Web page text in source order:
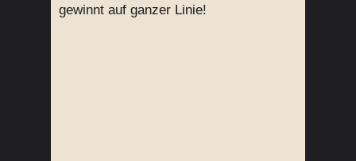
gewinnt auf ganzer Linie!